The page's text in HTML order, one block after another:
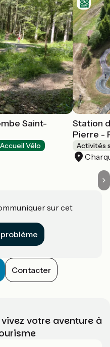
Saint-
Accueil Vélo
Station
Pierre -
Activités
sur cet
problème
Contacter
vivez votre aventure à